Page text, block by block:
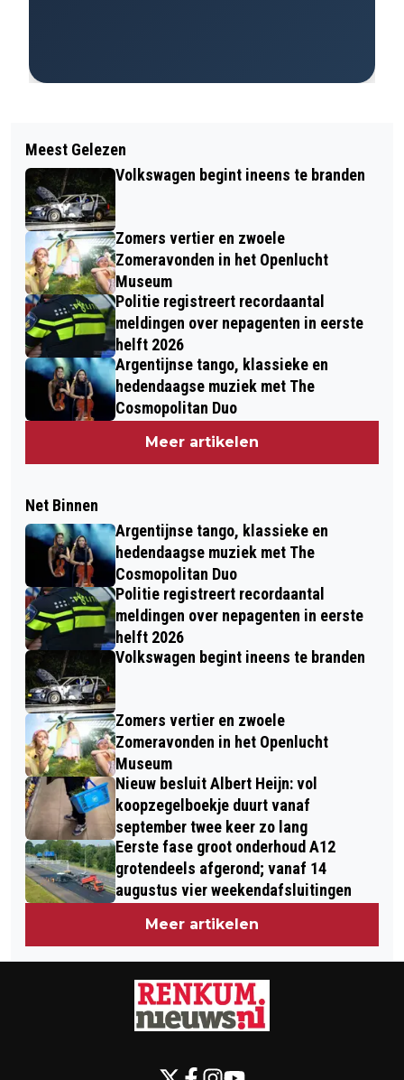
Meest Gelezen
Volkswagen begint ineens te branden
Zomers vertier en zwoele
Zomeravonden in het Openlucht
Museum
Politie registreert recordaantal
meldingen over nepagenten in eerste
helft 2026
Argentijnse tango, klassieke en
hedendaagse muziek met The
Cosmopolitan Duo
Meer artikelen
Net Binnen
Argentijnse tango, klassieke en
hedendaagse muziek met The
Cosmopolitan Duo
Politie registreert recordaantal
meldingen over nepagenten in eerste
helft 2026
Volkswagen begint ineens te branden
Zomers vertier en zwoele
Zomeravonden in het Openlucht
Museum
Nieuw besluit Albert Heijn: vol
koopzegelboekje duurt vanaf
september twee keer zo lang
Eerste fase groot onderhoud A12
grotendeels afgerond; vanaf 14
augustus vier weekendafsluitingen
Meer artikelen